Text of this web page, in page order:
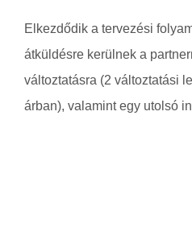
Elkezdődik a tervezési
átküldésre kerülnek a
változtatásra (2 változtatási
árban), valamint egy utolsó